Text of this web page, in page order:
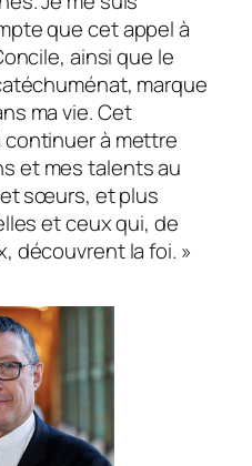
que cet appel à
ainsi que le
marque
ma vie. Cet
à mettre
et mes talents au
sœurs, et plus
et ceux qui, de
découvrent la foi. »